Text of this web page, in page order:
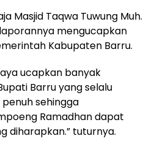
Masjid Taqwa Tuwung Muh.
mengucapkan
Kabupaten Barru.
ucapkan banyak
Barru yang selalu
sehingga
Ramadhan dapat
diharapkan.” tuturnya.